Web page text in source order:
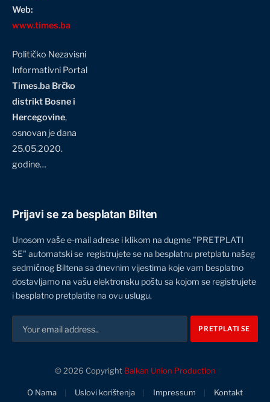
Web:
www.times.ba
Političko Nezavisni
Informativni Portal
Times.ba Brčko
distrikt Bosne i
Hercegovine,
osnovan je dana
25.05.2020.
godine…
Prijavi se za besplatan Bilten
Unosom vaše e-mail adrese i klikom na dugme "PRETPLATI
SE" automatski se registrujete se na besplatnu pretplatu našeg
sedmičnog Biltena sa dnevnim vijestima koje vam besplatno
dostavljamo na vašu elektronsku poštu sa kojom se registrujete
i besplatno pretplatite na ovu uslugu.
© 2026 Copyright Balkan Union Production
O Nama Uslovi korištenja Impressum Kontakt